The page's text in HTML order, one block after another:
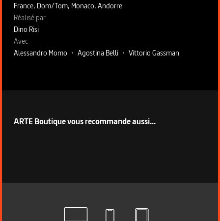
France, Dom/Tom, Monaco, Andorre
Fiche technique section droite
Réalisé par
Dino Risi
Avec
Alessandro Momo • Agostina Belli • Vittorio Gassman
ARTE Boutique vous recommande aussi...